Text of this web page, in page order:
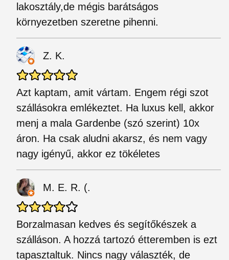
lakosztály,de mégis barátságos
környezetben szeretne pihenni.
Z. K.
Azt kaptam, amit vártam. Engem régi szot
szállásokra emlékeztet. Ha luxus kell, akkor
menj a mala Gardenbe (szó szerint) 10x
áron. Ha csak aludni akarsz, és nem vagy
nagy igényű, akkor ez tökéletes
M. E. R. (.
Borzalmasan kedves és segítőkészek a
szálláson. A hozzá tartozó étteremben is ezt
tapasztaltuk. Nincs nagy választék, de